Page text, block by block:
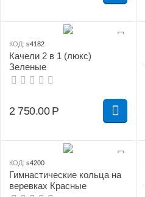
КОД: s4182
Качели 2 в 1 (люкс)
Зеленые
2 750.00 Р
КОД: s4200
Гимнастические кольца на
веревках Красные